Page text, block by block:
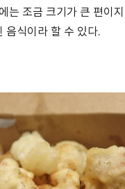
는 조금 크기가 큰 편이
음식이라 할 수 있다.